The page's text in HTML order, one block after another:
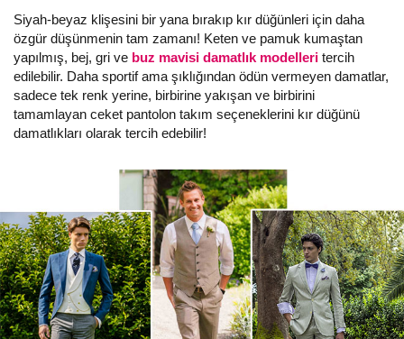
Siyah-beyaz klişesini bir yana bırakıp kır düğünleri için daha
özgür düşünmenin tam zamanı! Keten ve pamuk kumaştan
yapılmış, bej, gri ve buz mavisi damatlık modelleri tercih
edilebilir. Daha sportif ama şıklığından ödün vermeyen damatlar,
sadece tek renk yerine, birbirine yakışan ve birbirini
tamamlayan ceket pantolon takım seçeneklerini kır düğünü
damatlıkları olarak tercih edebilir!